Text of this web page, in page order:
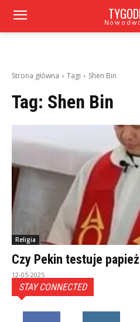
Strona główna Tagi Shen Bin
Tag: Shen Bin
Religia
Czy Pekin testuje
12-05-2025
STAY CONNECTED